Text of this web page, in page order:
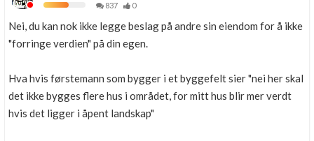
837
0
Nei, du kan nok ikke legge beslag på andre sin eiendom for å ikke
"forringe verdien" på din egen.
Hva hvis førstemann som bygger i et byggefelt sier "nei her skal
det ikke bygges flere hus i området, for mitt hus blir mer verdt
hvis det ligger i åpent landskap"